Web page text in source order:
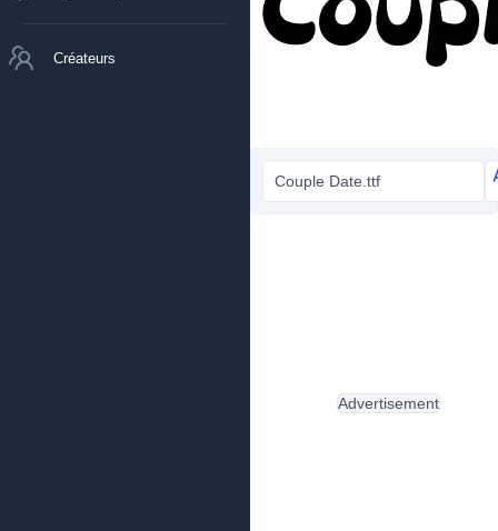
Créateurs
Couple Date.ttf
Advertisement